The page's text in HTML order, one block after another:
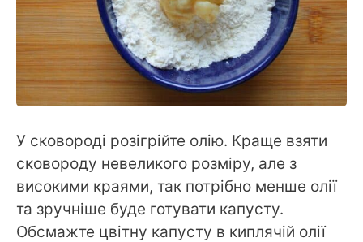
У сковороді розігрійте олію. Краще взяти
сковороду невеликого розміру, але з
високими краями, так потрібно менше олії
та зручніше буде готувати капусту.
Обсмажте цвітну капусту в киплячій олії